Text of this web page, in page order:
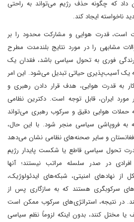
داد که چگونه حذف رژیم می‌تواند به راحتی
ناخواسته ایجاد کند.
است، قدرت هوایی و مشارکت محدود را بر
مشابهی را در مورد نتایج بلندمدت مطرح
فوری به تحول سیاسی باشد، فقدان یک
آسیب‌پذیری حیاتی تبدیل می‌شود. این امر
به قدرت هوایی، هدف قرار دادن رهبری و
ایران، قابل توجه است. دکترین نظامی
هوایی دقیق و سرکوب رهبری می‌تواند
به فروپاشی سیاسی منجر شود. با این حال،
و سایر صحنه‌های نظامی نشان می‌دهد
تحول سیاسی قاطع یا شکست پایدار رژیم
در صدر سلسله مراتب نیستند؛ آنها
نهادهای امنیتی، شبکه‌های ایدئولوژیک،
سرکوبگری هستند که به سازگاری پس از
در نتیجه، استراتژی‌های سرکوب ممکن است
یا مختل کنند، بدون اینکه لزوماً نظم سیاسی